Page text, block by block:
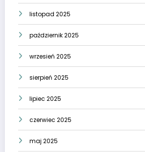
listopad 2025
październik 2025
wrzesień 2025
sierpień 2025
lipiec 2025
czerwiec 2025
maj 2025